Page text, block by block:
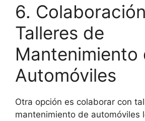
6.
Talleres de
Mantenimiento
Automóviles
Otra opción es colaborar con
mantenimiento de automóviles